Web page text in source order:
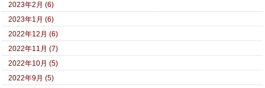
2023年2月 (6)
2023年1月 (6)
2022年12月 (6)
2022年11月 (7)
2022年10月 (5)
2022年9月 (5)